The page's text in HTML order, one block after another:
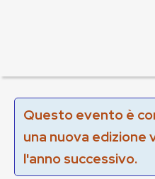
Questo evento è
una nuova edizione
l'anno successivo.